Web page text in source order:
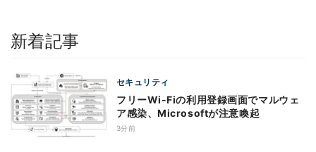
新着記事
セキュリティ
フリーWi-Fiの利用登録画面でマルウェ
ア感染、Microsoftが注意喚起
3分前